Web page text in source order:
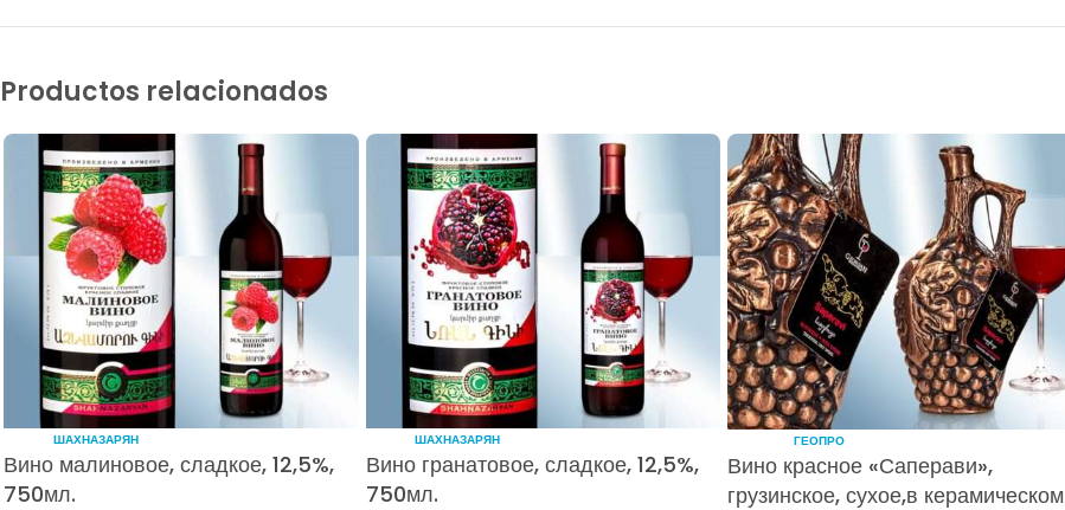
Productos relacionados
ШАХНАЗАРЯН
Вино малиновое, сладкое, 12,5%,
750мл.
ШАХНАЗАРЯН
Вино гранатовое, сладкое, 12,5%,
750мл.
ГЕОПРО
Вино красное «Саперави»,
грузинское, сухое,в керамическом